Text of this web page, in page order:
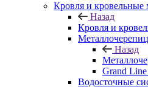
Кровля и кровельные
Назад
Кровля и
Назад
Grand
Водосточные